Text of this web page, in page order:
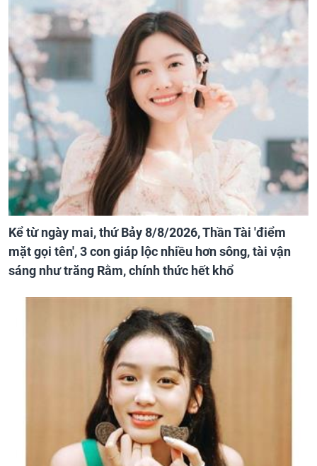
Kể từ ngày mai, thứ Bảy 8/8/2026, Thần Tài 'điểm
mặt gọi tên', 3 con giáp lộc nhiều hơn sông, tài vận
sáng như trăng Rằm, chính thức hết khổ